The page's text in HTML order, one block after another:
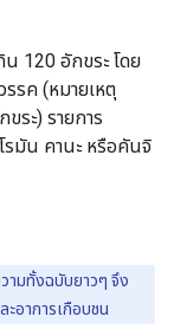
น 120 อักขระ โดย
รรค (หมายเหตุ
ระ) รายการ
มัน คานะ หรือคันจิ
ามทั้งฉบับยาวๆ จึง
อาการเกือบชน